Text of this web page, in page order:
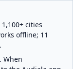
cities
offline; 11
When